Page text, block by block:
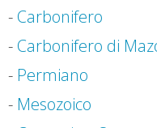
- Carbonifero
- Carbonifero di
- Permiano
- Mesozoico